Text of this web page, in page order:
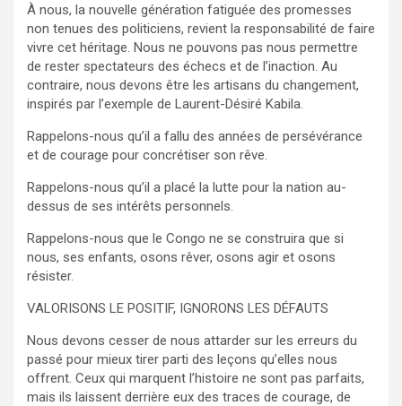
À nous, la nouvelle génération fatiguée des promesses
non tenues des politiciens, revient la responsabilité de faire
vivre cet héritage. Nous ne pouvons pas nous permettre
de rester spectateurs des échecs et de l’inaction. Au
contraire, nous devons être les artisans du changement,
inspirés par l’exemple de Laurent-Désiré Kabila.
Rappelons-nous qu’il a fallu des années de persévérance
et de courage pour concrétiser son rêve.
Rappelons-nous qu’il a placé la lutte pour la nation au-
dessus de ses intérêts personnels.
Rappelons-nous que le Congo ne se construira que si
nous, ses enfants, osons rêver, osons agir et osons
résister.
VALORISONS LE POSITIF, IGNORONS LES DÉFAUTS
Nous devons cesser de nous attarder sur les erreurs du
passé pour mieux tirer parti des leçons qu’elles nous
offrent. Ceux qui marquent l’histoire ne sont pas parfaits,
mais ils laissent derrière eux des traces de courage, de